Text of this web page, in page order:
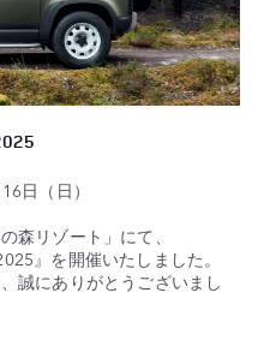
日（日）
森リゾート」にて、
』を開催いたしました。
誠にありがとうございまし